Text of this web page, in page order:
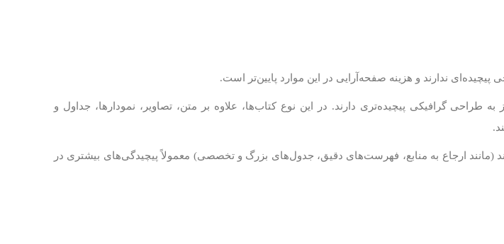
ندارند و هزینه صفحه‌آرایی در این موارد پایین‌تر است.
طراحی گرافیکی پیچیده‌تری دارند. در این نوع کتاب‌ها، علاوه بر متن، تصاویر، نمودارها، جداول و
(مانند ارجاع‌ به منابع، فهرست‌های دقیق، جدول‌های بزرگ و تخصصی) معمولاً پیچیدگی‌های بیشتری در